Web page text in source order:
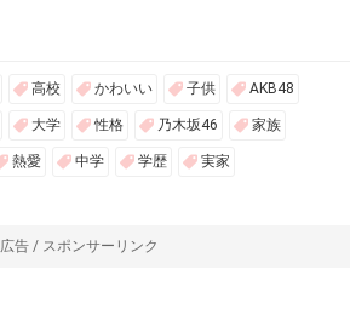
高校 かわいい 子供 AKB48
大学 性格 乃木坂46 家族
熱愛 中学 学歴 実家
広告 / スポンサーリンク